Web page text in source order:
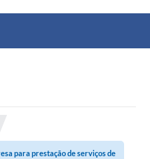
para prestação de serviços de